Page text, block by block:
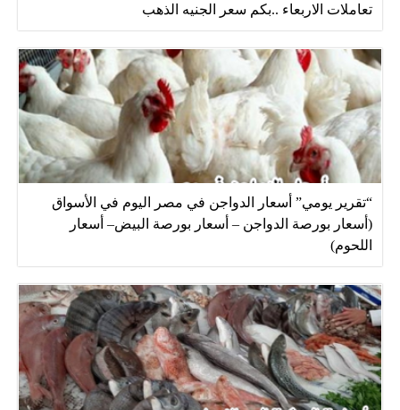
تعاملات الاربعاء ..بكم سعر الجنيه الذهب
“تقرير يومي” أسعار الدواجن في مصر اليوم في الأسواق
(أسعار بورصة الدواجن – أسعار بورصة البيض– أسعار
اللحوم)